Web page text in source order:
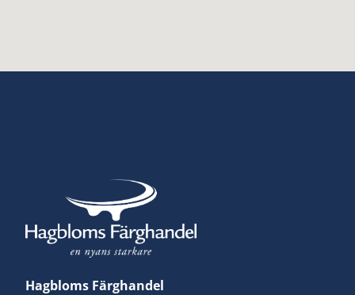
Hagbloms Färghandel